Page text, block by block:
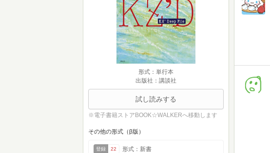
形式：単行本
出版社：講談社
試し読みする
※電子書籍ストアBOOK☆WALKERへ移動します
その他の形式（β版）
登録 22
形式：新書